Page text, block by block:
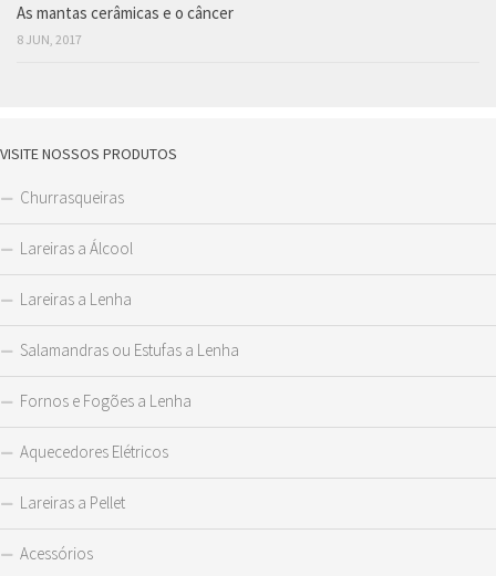
As mantas cerâmicas e o câncer
8 JUN, 2017
VISITE NOSSOS PRODUTOS
Churrasqueiras
Lareiras a Álcool
Lareiras a Lenha
Salamandras ou Estufas a Lenha
Fornos e Fogões a Lenha
Aquecedores Elétricos
Lareiras a Pellet
Acessórios